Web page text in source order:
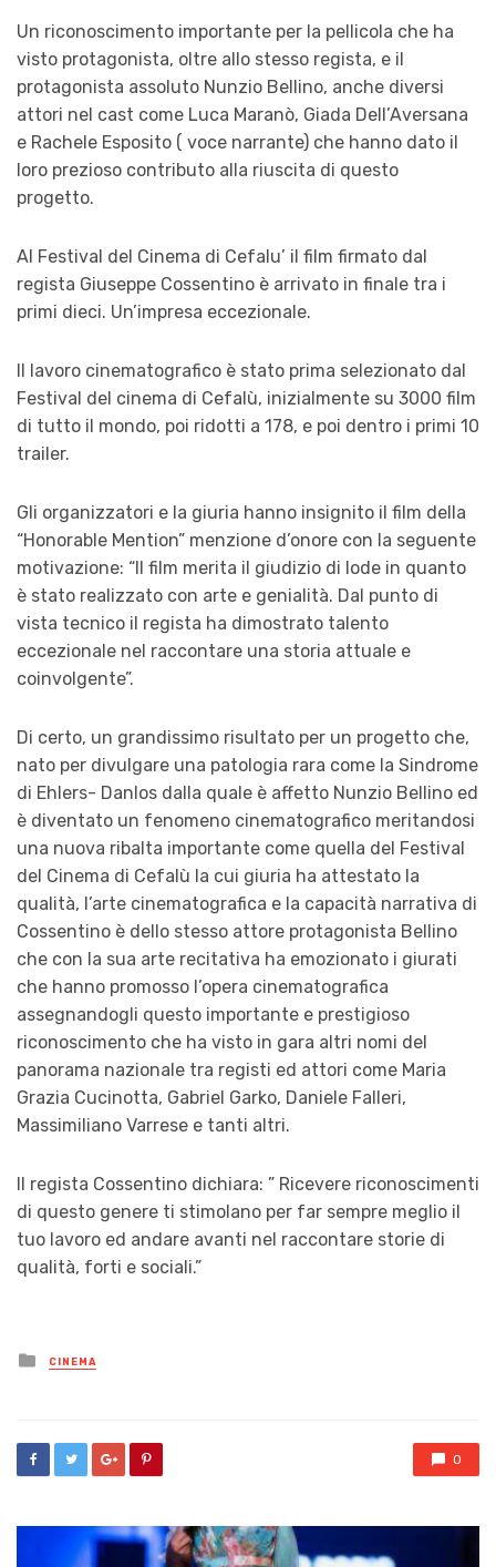
Un riconoscimento importante per la pellicola che ha
visto protagonista, oltre allo stesso regista, e il
protagonista assoluto Nunzio Bellino, anche diversi
attori nel cast come Luca Maranò, Giada Dell’Aversana
e Rachele Esposito ( voce narrante) che hanno dato il
loro prezioso contributo alla riuscita di questo
progetto.
Al Festival del Cinema di Cefalu’ il film firmato dal
regista Giuseppe Cossentino è arrivato in finale tra i
primi dieci. Un’impresa eccezionale.
Il lavoro cinematografico è stato prima selezionato dal
Festival del cinema di Cefalù, inizialmente su 3000 film
di tutto il mondo, poi ridotti a 178, e poi dentro i primi 10
trailer.
Gli organizzatori e la giuria hanno insignito il film della
“Honorable Mention” menzione d’onore con la seguente
motivazione: “Il film merita il giudizio di lode in quanto
è stato realizzato con arte e genialità. Dal punto di
vista tecnico il regista ha dimostrato talento
eccezionale nel raccontare una storia attuale e
coinvolgente”.
Di certo, un grandissimo risultato per un progetto che,
nato per divulgare una patologia rara come la Sindrome
di Ehlers- Danlos dalla quale è affetto Nunzio Bellino ed
è diventato un fenomeno cinematografico meritandosi
una nuova ribalta importante come quella del Festival
del Cinema di Cefalù la cui giuria ha attestato la
qualità, l’arte cinematografica e la capacità narrativa di
Cossentino è dello stesso attore protagonista Bellino
che con la sua arte recitativa ha emozionato i giurati
che hanno promosso l’opera cinematografica
assegnandogli questo importante e prestigioso
riconoscimento che ha visto in gara altri nomi del
panorama nazionale tra registi ed attori come Maria
Grazia Cucinotta, Gabriel Garko, Daniele Falleri,
Massimiliano Varrese e tanti altri.
Il regista Cossentino dichiara: ” Ricevere riconoscimenti
di questo genere ti stimolano per far sempre meglio il
tuo lavoro ed andare avanti nel raccontare storie di
qualità, forti e sociali.”
Posted
in
CINEMA
0